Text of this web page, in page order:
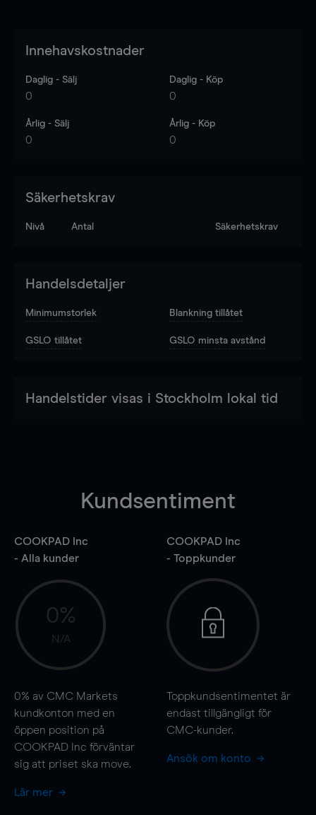
Innehavskostnader
Daglig - Sälj
0
Daglig - Köp
0
Årlig - Sälj
0
Årlig - Köp
0
Säkerhetskrav
Nivå Antal Säkerhetskrav
Handelsdetaljer
Minimumstorlek Blankning tillåtet
GSLO tillåtet GSLO minsta avstånd
Handelstider visas i Stockholm lokal tid
Kundsentiment
COOKPAD Inc
- Alla kunder
0%
N/A
0% av CMC Markets
kundkonton med en
öppen position på
COOKPAD Inc förväntar
sig att priset ska move.
Lär mer
COOKPAD Inc
- Toppkunder
Toppkundsentimentet är
endast tillgängligt för
CMC-kunder.
Ansök om konto